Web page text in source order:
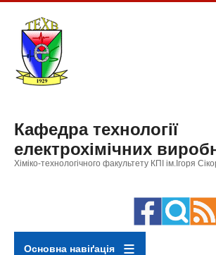
основного
вмісту
Кафедра технології
електрохімічних
Хіміко-технологічного факультету КПІ ім.Ігоря
Основна навіґація